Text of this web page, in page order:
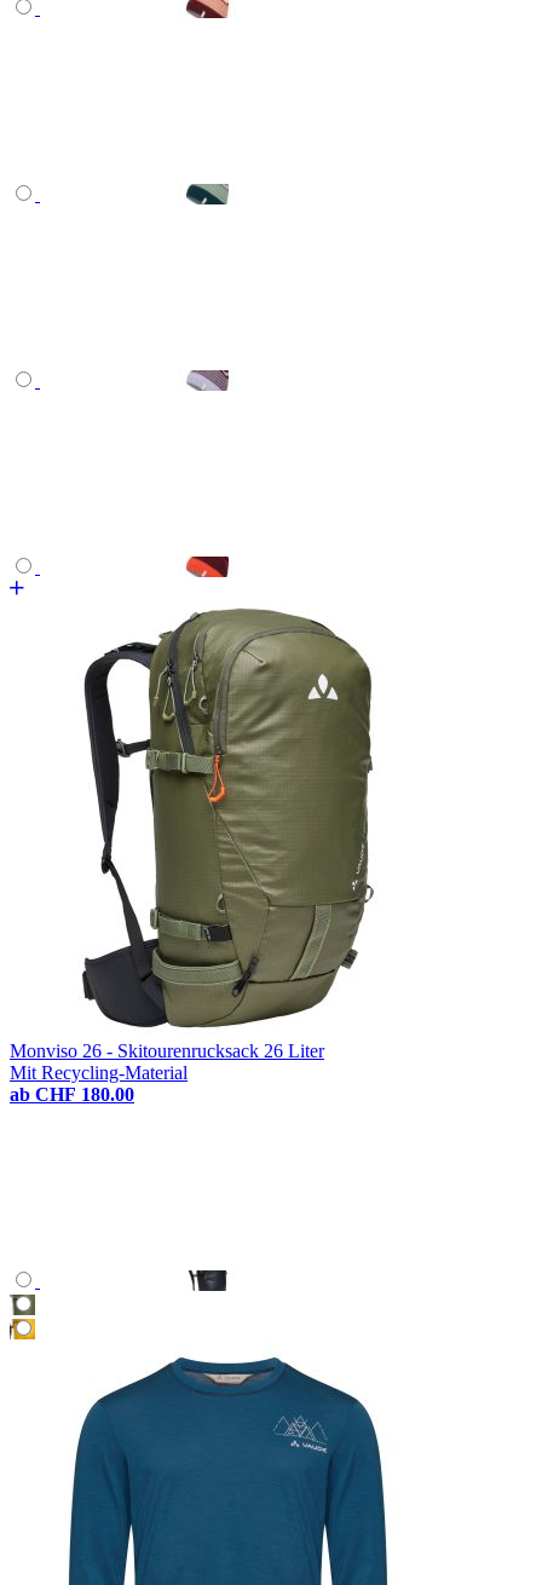
Monviso 26 - Skitourenrucksack 26 Liter
Mit Recycling-Material
ab CHF 180.00